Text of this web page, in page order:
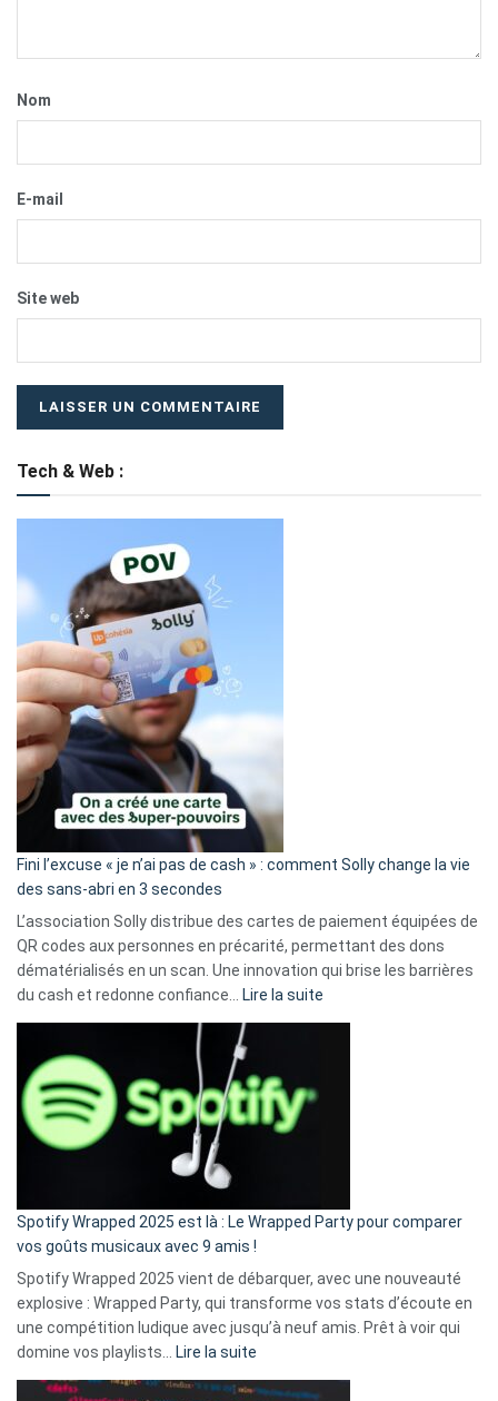
Nom
E-mail
Site web
Tech & Web :
Fini l’excuse « je n’ai pas de cash » : comment Solly change la vie
des sans-abri en 3 secondes
L’association Solly distribue des cartes de paiement équipées de
QR codes aux personnes en précarité, permettant des dons
dématérialisés en un scan. Une innovation qui brise les barrières
du cash et redonne confiance… Lire la suite
Fini
»
Solly
change
la
des
Spotify Wrapped 2025 est là : Le Wrapped Party pour comparer
vos goûts musicaux avec 9 amis !
Spotify Wrapped 2025 vient de débarquer, avec une nouveauté
explosive : Wrapped Party, qui transforme vos stats d’écoute en
une compétition ludique avec jusqu’à neuf amis. Prêt à voir qui
domine vos playlists… Lire la suite
Spotify